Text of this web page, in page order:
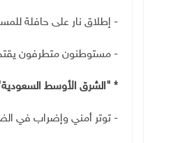
- إطلاق نار على حافلة
- مستوطنون متطرفون
* "الشرق الأوسط
- توتر أمني وإضراب في الضفة